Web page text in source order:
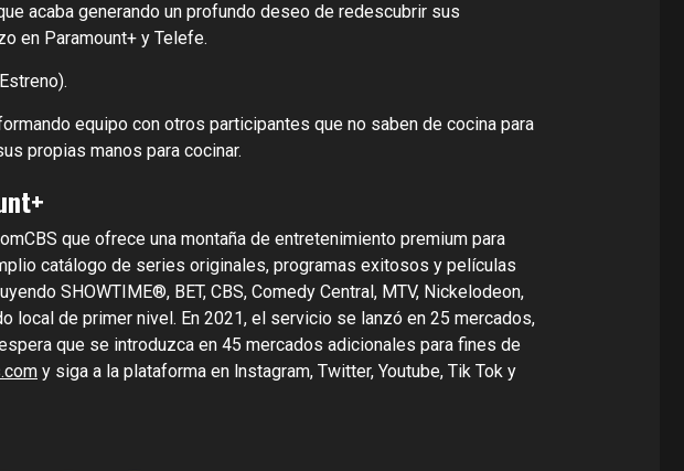
acaba generando un profundo deseo de redescubrir sus
en Paramount+ y Telefe.
equipo con otros participantes que no saben de cocina para
propias manos para cocinar.
que ofrece una montaña de entretenimiento premium para
catálogo de series originales, programas exitosos y películas
SHOWTIME®, BET, CBS, Comedy Central, MTV, Nickelodeon,
local de primer nivel. En 2021, el servicio se lanzó en 25 mercados,
que se introduzca en 45 mercados adicionales para fines de
y siga a la plataforma en lnstagram, Twitter, Youtube, Tik Tok y